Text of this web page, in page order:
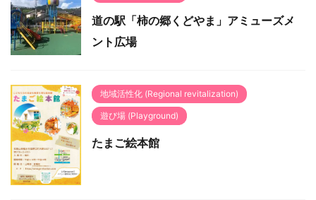
道の駅「柿の郷くどやま」アミューズメ
ント広場
地域活性化 (Regional revitalization)
遊び場 (Playground)
たまご絵本館